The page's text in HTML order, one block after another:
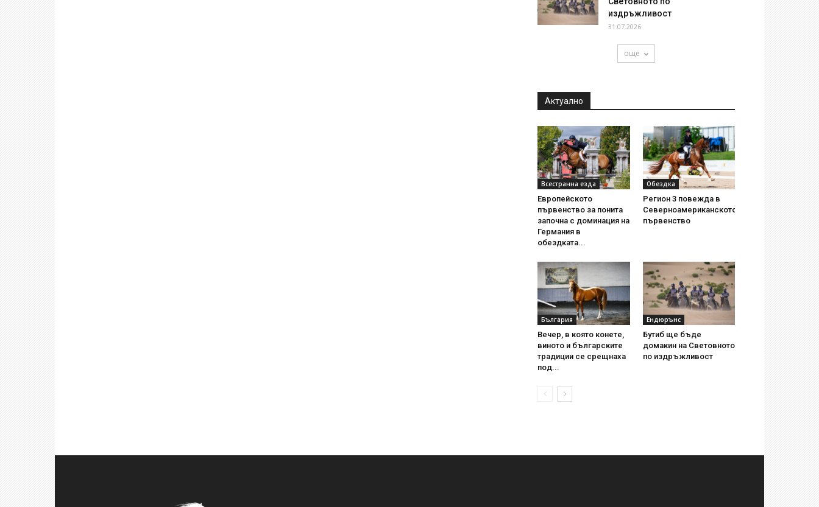
издръжливост
31.07.2026
още
Актуално
Всестранна езда
Европейското
първенство за понита
започна с доминация на
Германия в
обездката...
Обездка
Регион 3 повежда в
Северноамериканското
първенство
България
Вечер, в която конете,
виното и българските
традиции се срещнаха
под...
Ендюрънс
Бутиб ще бъде
домакин на Световното
по издръжливост